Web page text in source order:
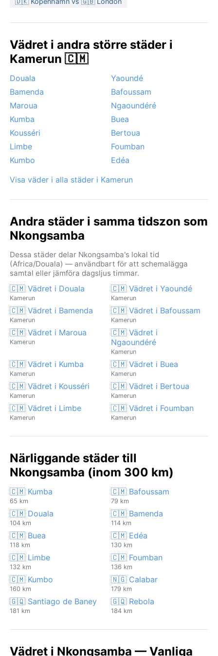
minimal risk för skyfall. Monsunregnen kan vara
drar förbi. Dimma sveper ofta in över
bergssluttningarna på morgnarna, vilket ger ett
inte i denna del av Kamerun, men den tropiska
värmen och plötsliga regnskurarna sätter sin prägel
på livet här – en plats där naturen alltid har sista
ordet.
Vädret i andra större städer i
Kamerun 🇨🇲
Douala
Yaoundé
Bamenda
Bafoussam
Maroua
Ngaoundéré
Kumba
Buea
Kousséri
Bertoua
Limbe
Foumban
Kumbo
Edéa
Visa väder i alla städer i Kamerun
Andra städer i samma tidszon som
Nkongsamba
Dessa städer delar Nkongsamba's lokal tid
(Africa/Douala) — användbart för att schemalägga
samtal eller jämföra dagsljus timmar.
🇨🇲 Vädret i Douala
Kamerun
🇨🇲 Vädret i Yaoundé
Kamerun
🇨🇲 Vädret i Bamenda
Kamerun
🇨🇲 Vädret i Bafoussam
Kamerun
🇨🇲 Vädret i Maroua
Kamerun
🇨🇲 Vädret i
Ngaoundéré
Kamerun
🇨🇲 Vädret i Kumba
Kamerun
🇨🇲 Vädret i Buea
Kamerun
🇨🇲 Vädret i Kousséri
Kamerun
🇨🇲 Vädret i Bertoua
Kamerun
🇨🇲 Vädret i Limbe
Kamerun
🇨🇲 Vädret i Foumban
Kamerun
Närliggande städer till
Nkongsamba (inom 300 km)
🇨🇲 Kumba
65 km
🇨🇲 Bafoussam
79 km
🇨🇲 Douala
104 km
🇨🇲 Bamenda
114 km
🇨🇲 Buea
118 km
🇨🇲 Edéa
130 km
🇨🇲 Limbe
132 km
🇨🇲 Foumban
136 km
🇨🇲 Kumbo
160 km
🇳🇬 Calabar
179 km
🇬🇶 Santiago de Baney
181 km
🇬🇶 Rebola
184 km
Vädret i Nkongsamba — Vanliga